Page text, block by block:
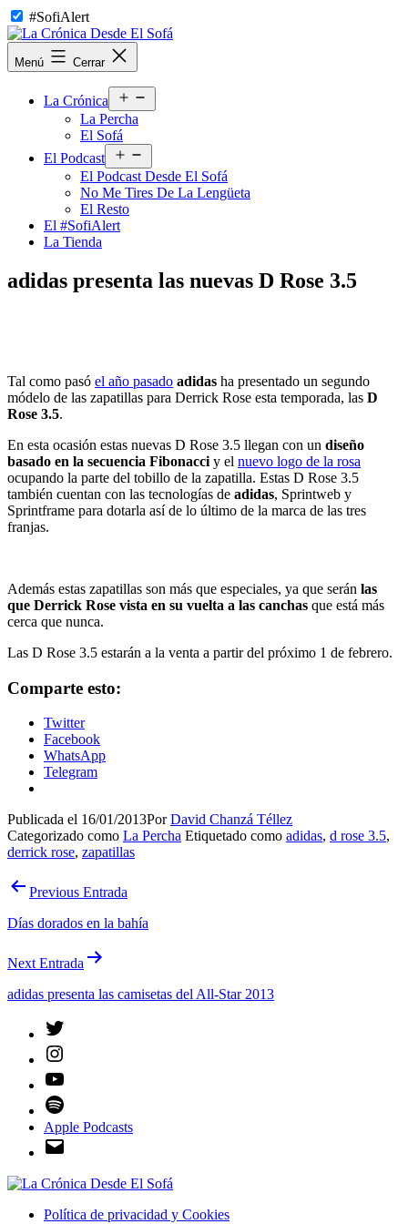
Saltar
al
contenido
#SofiAlert
La
Crónica
Menú Cerrar
La Crónica
el
La Percha
El Sofá
El Podcast
el
menú
El Podcast Desde El Sofá
No Me Tires De La Lengüeta
El Resto
El #SofiAlert
La Tienda
adidas presenta las nuevas D Rose 3.5
Tal como pasó el año pasado adidas ha presentado un segundo
módelo de las zapatillas para Derrick Rose esta temporada, las D
Rose 3.5.
En esta ocasión estas nuevas D Rose 3.5 llegan con un diseño
basado en la secuencia Fibonacci y el nuevo logo de la rosa
ocupando la parte del tobillo de la zapatilla. Estas D Rose 3.5
también cuentan con las tecnologías de adidas, Sprintweb y
Sprintframe para dotarla así de lo último de la marca de las tres
franjas.
Además estas zapatillas son más que especiales, ya que serán las
que Derrick Rose vista en su vuelta a las canchas que está más
cerca que nunca.
Las D Rose 3.5 estarán a la venta a partir del próximo 1 de febrero.
Comparte esto:
Twitter
Facebook
WhatsApp
Telegram
Publicada el 16/01/2013PorDavid Chanzá Téllez
Categorizado como La Percha Etiquetado como adidas, d rose 3.5,
derrick rose, zapatillas
Navegación
de
entradas
Previous Entrada
Días dorados en la bahía
Next Entrada
adidas presenta las camisetas del All-Star 2013
Apple Podcasts
Política de privacidad y Cookies